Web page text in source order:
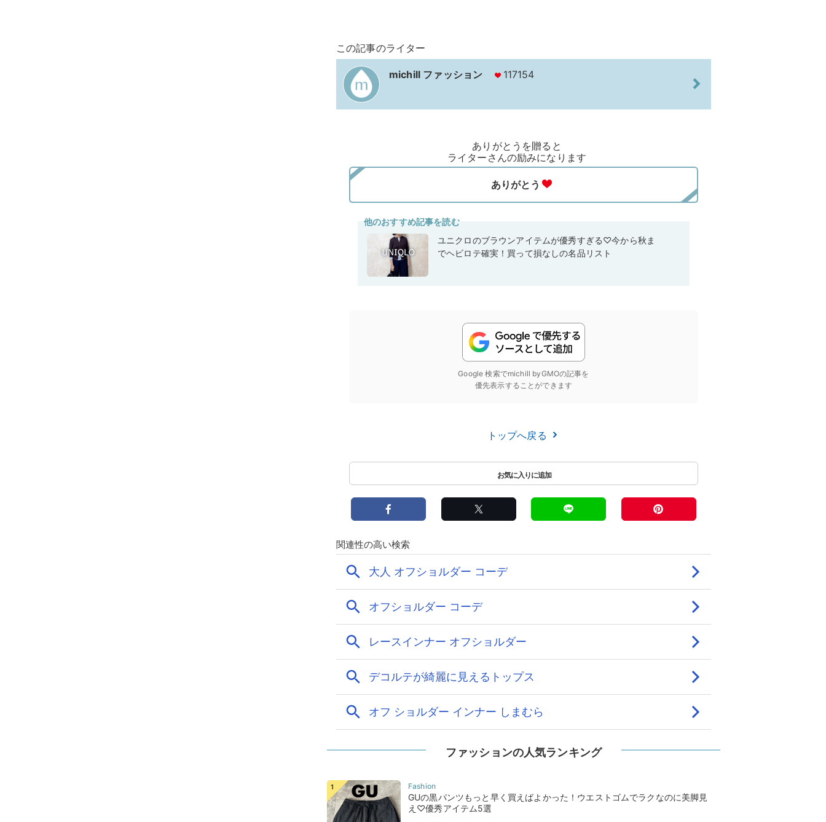
この記事のライター
michill ファッション 117154
ありがとうを贈ると
ライターさんの励みになります
他のおすすめ記事を読む
ユニクロのブラウンアイテムが優秀すぎる♡今から秋ま
でヘビロテ確実！買って損なしの名品リスト
Google 検索でmichill byGMOの記事を
優先表示することができます
トップへ戻る
ファッションの人気ランキング
GUの黒パンツもっと早く買えばよかった！ウエストゴムでラクなのに美脚見
え♡優秀アイテム5選